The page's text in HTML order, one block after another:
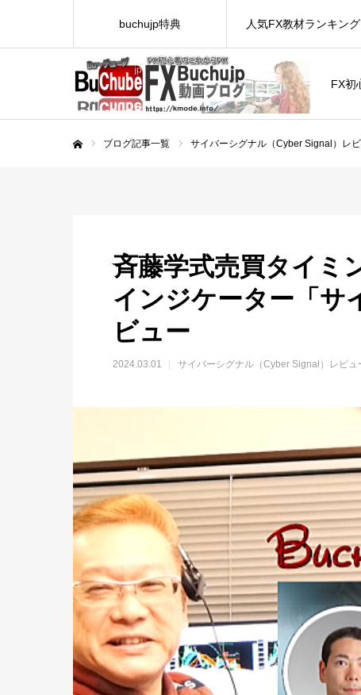
FX初
buchujp特典 人気FX教材ランキング
ブログ記事一覧 サイバーシグナル（Cyber Signal）レ
斉藤学式売買タイミ
インジケーター「サ
ビュー
2024.03.01 サイバーシグナル（Cyber Signal）レビュ